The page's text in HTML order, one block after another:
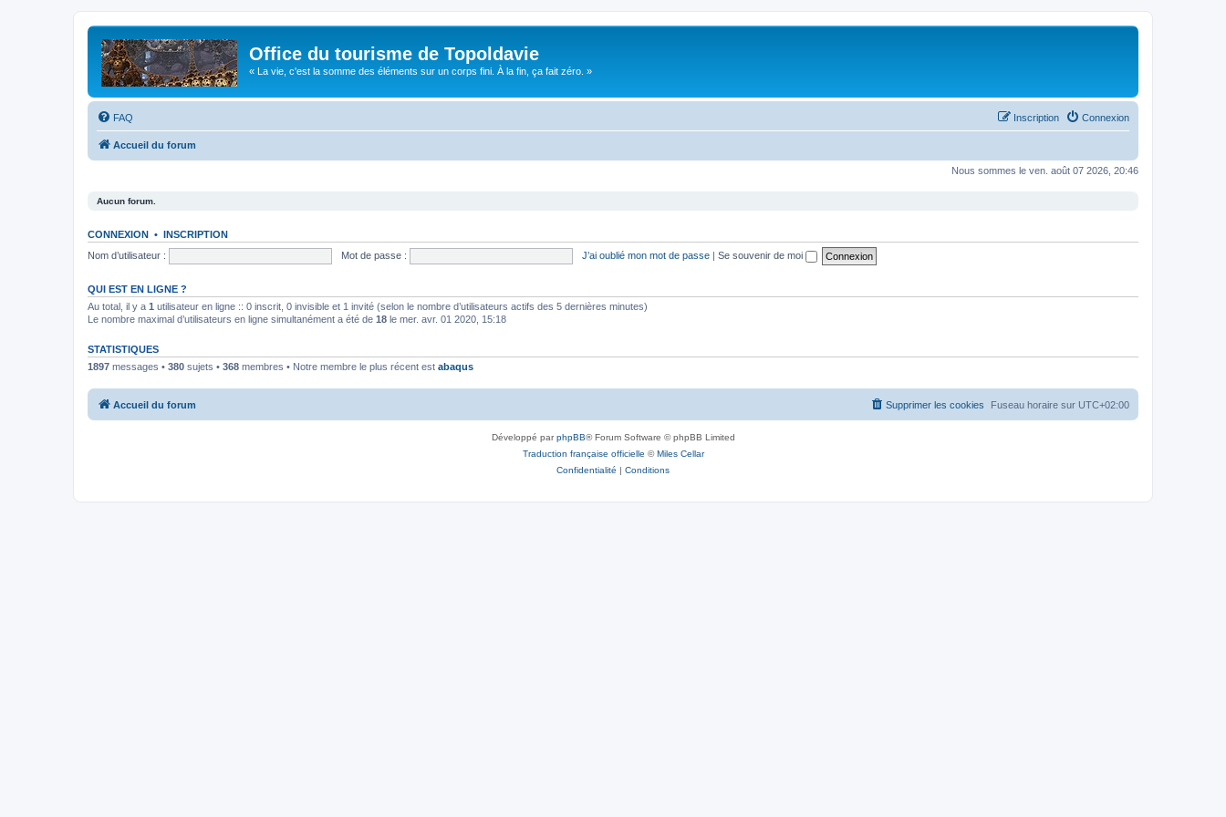
Office du tourisme de Topoldavie
« La vie, c'est la somme des éléments sur un corps fini. À la fin, ça fait zéro. »
FAQ Connexion
Inscription
Accueil du forum
Nous sommes le ven. août 07 2026, 20:46
Aucun forum.
CONNEXION • INSCRIPTION
Nom d’utilisateur :
Mot de passe : J’ai oublié mon mot de passe | Se souvenir de moi
QUI EST EN LIGNE ?
Au total, il y a 1 utilisateur en ligne :: 0 inscrit, 0 invisible et 1 invité (selon le nombre d’utilisateurs actifs des 5 dernières minutes)
Le nombre maximal d’utilisateurs en ligne simultanément a été de 18 le mer. avr. 01 2020, 15:18
STATISTIQUES
1897 messages • 380 sujets • 368 membres • Notre membre le plus récent est abaqus
Accueil du forum Fuseau horaire sur UTC+02:00
Supprimer les cookies
Développé parphpBB® Forum Software © phpBB Limited
Traduction française officielle ©Miles Cellar
Confidentialité | Conditions